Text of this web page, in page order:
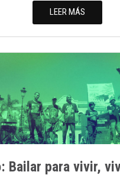
LEER MÁS
Bailar para vivir,